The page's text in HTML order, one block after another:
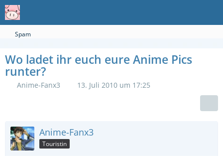
Spam
Wo ladet ihr euch eure Anime Pics
runter?
Anime-Fanx3 13. Juli 2010 um 17:25
Anime-Fanx3
Touristin